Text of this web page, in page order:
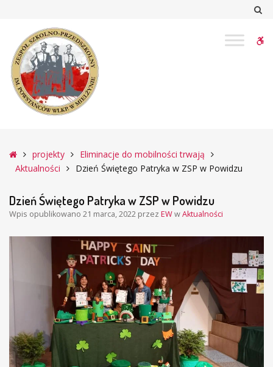
Świętego
Patryka
ZSP
Powidzu
Głównaprojekty
Eliminacje do mobilności trwają
Aktualności
Dzień Świętego Patryka w ZSP w Powidzu
Dzień Świętego Patryka w ZSP w Powidzu
Wpis opublikowano 21 marca, 2022 przez EWwAktualności